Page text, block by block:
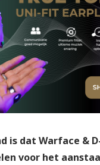
is dat Warface &
voor het